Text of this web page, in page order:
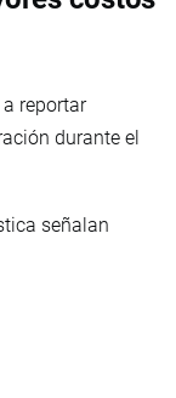
reportar
durante el
señalan